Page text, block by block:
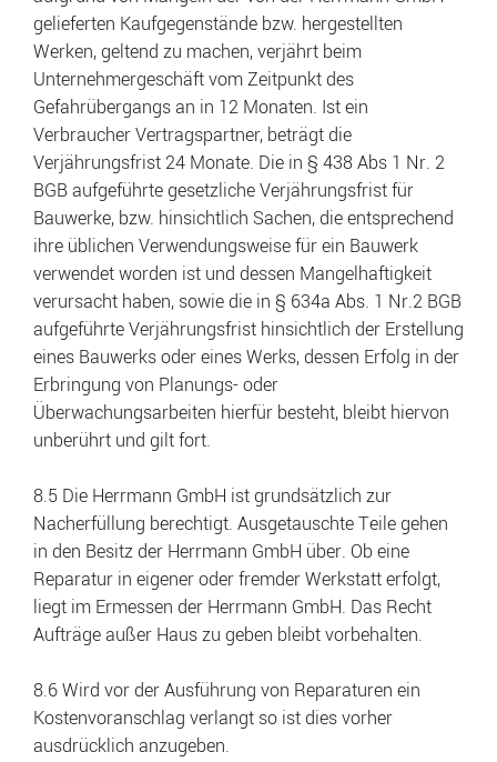
gelieferten Kaufgegenstände bzw. hergestellten
Werken, geltend zu machen, verjährt beim
Unternehmergeschäft vom Zeitpunkt des
Gefahrübergangs an in 12 Monaten. Ist ein
Verbraucher Vertragspartner, beträgt die
Verjährungsfrist 24 Monate. Die in § 438 Abs 1 Nr. 2
BGB aufgeführte gesetzliche Verjährungsfrist für
Bauwerke, bzw. hinsichtlich Sachen, die entsprechend
ihre üblichen Verwendungsweise für ein Bauwerk
verwendet worden ist und dessen Mangelhaftigkeit
verursacht haben, sowie die in § 634a Abs. 1 Nr.2 BGB
aufgeführte Verjährungsfrist hinsichtlich der Erstellung
eines Bauwerks oder eines Werks, dessen Erfolg in der
Erbringung von Planungs- oder
Überwachungsarbeiten hierfür besteht, bleibt hiervon
unberührt und gilt fort.
8.5 Die Herrmann GmbH ist grundsätzlich zur
Nacherfüllung berechtigt. Ausgetauschte Teile gehen
in den Besitz der Herrmann GmbH über. Ob eine
Reparatur in eigener oder fremder Werkstatt erfolgt,
liegt im Ermessen der Herrmann GmbH. Das Recht
Aufträge außer Haus zu geben bleibt vorbehalten.
8.6 Wird vor der Ausführung von Reparaturen ein
Kostenvoranschlag verlangt so ist dies vorher
ausdrücklich anzugeben.